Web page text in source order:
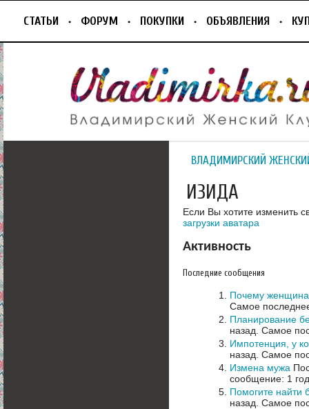
СТАТЬИ ФОРУМ ПОКУПКИ ОБЪЯВЛЕНИЯ
ВЛАДИМИРСКИЙ
ИЗИДА
Если Вы хотите изменить
загрузки аватара
Активность
Последние сообщения
Почему женщина
Самое
Планирование
назад. Самое
Импотенция, у
назад. Самое
Измена мужа
сообщение: 1
Помогите найти
назад. Самое